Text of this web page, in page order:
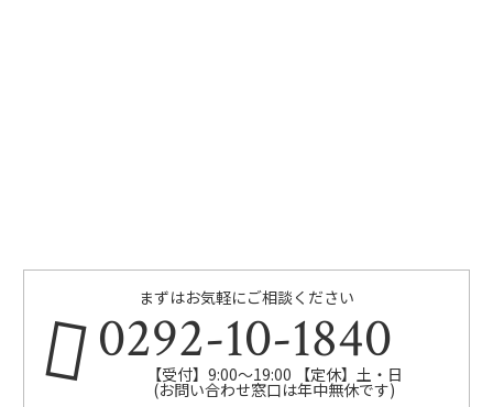
まずはお気軽にご相談ください
0292-10-1840
【受付】9:00～19:00 【定休】土・日
(お問い合わせ窓口は年中無休です)